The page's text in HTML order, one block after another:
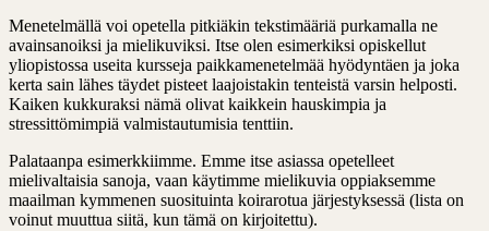
Menetelmällä voi opetella pitkiäkin tekstimääriä purkamalla ne
avainsanoiksi ja mielikuviksi. Itse olen esimerkiksi opiskellut
yliopistossa useita kursseja paikkamenetelmää hyödyntäen ja joka
kerta sain lähes täydet pisteet laajoistakin tenteistä varsin helposti.
Kaiken kukkuraksi nämä olivat kaikkein hauskimpia ja
stressittömimpiä valmistautumisia tenttiin.
Palataanpa esimerkkiimme. Emme itse asiassa opetelleet
mielivaltaisia sanoja, vaan käytimme mielikuvia oppiaksemme
maailman kymmenen suosituinta koirarotua järjestyksessä (lista on
voinut muuttua siitä, kun tämä on kirjoitettu).